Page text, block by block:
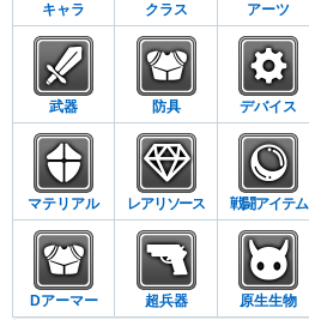
キャラ クラス アーツ
武器 防具 デバイス
マテリアル レアリソース 戦闘アイテム
Dアーマー 超兵器 原生生物